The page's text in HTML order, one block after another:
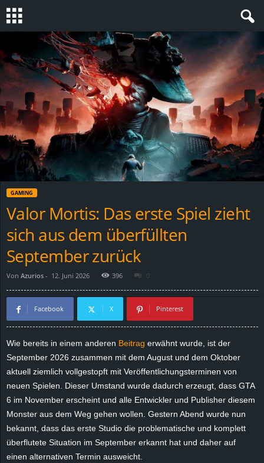
v
GAMING
Valor Mortis: Das erste Spiel zieht
sich aus dem überfüllten
September zurück
Von Azurios - 12. Juni 2026 396 0
Facebook X Pinterest
Wie bereits in einem anderen Beitrag erwähnt wurde, ist der
September 2026 zusammen mit dem August und dem Oktober
aktuell ziemlich vollgestopft mit Veröffentlichungsterminen von
neuen Spielen. Dieser Umstand wurde dadurch erzeugt, dass GTA
6 im November erscheint und alle Entwickler und Publisher diesem
Monster aus dem Weg gehen wollen. Gestern Abend wurde nun
bekannt, dass das erste Studio die problematische und komplett
überflutete Situation im September erkannt hat und daher auf
einen alternativen Termin ausweicht.